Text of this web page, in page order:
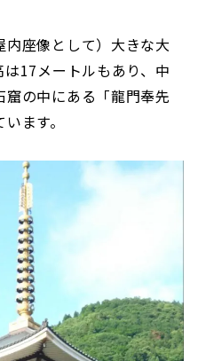
座像として）大きな大
17メートルもあり、中
の中にある「龍門奉先
ます。